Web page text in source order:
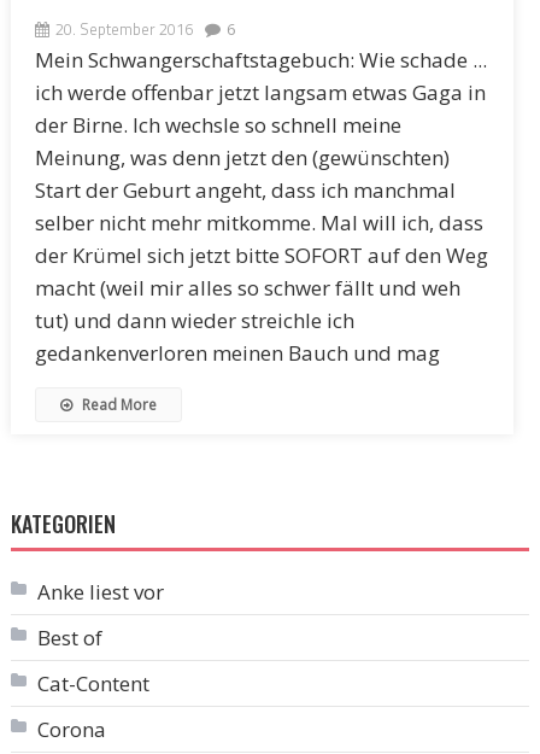
20. September 2016 6
Mein Schwangerschaftstagebuch: Wie schade ...
ich werde offenbar jetzt langsam etwas Gaga in
der Birne. Ich wechsle so schnell meine
Meinung, was denn jetzt den (gewünschten)
Start der Geburt angeht, dass ich manchmal
selber nicht mehr mitkomme. Mal will ich, dass
der Krümel sich jetzt bitte SOFORT auf den Weg
macht (weil mir alles so schwer fällt und weh
tut) und dann wieder streichle ich
gedankenverloren meinen Bauch und mag
Read More
KATEGORIEN
Anke liest vor
Best of
Cat-Content
Corona